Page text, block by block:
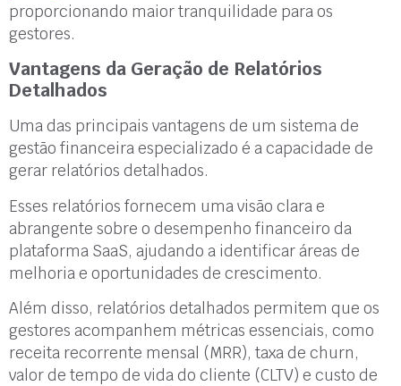
proporcionando maior tranquilidade para os
gestores.
Vantagens da Geração de Relatórios
Detalhados
Uma das principais vantagens de um sistema de
gestão financeira especializado é a capacidade de
gerar relatórios detalhados.
Esses relatórios fornecem uma visão clara e
abrangente sobre o desempenho financeiro da
plataforma SaaS, ajudando a identificar áreas de
melhoria e oportunidades de crescimento.
Além disso, relatórios detalhados permitem que os
gestores acompanhem métricas essenciais, como
receita recorrente mensal (MRR), taxa de churn,
valor de tempo de vida do cliente (CLTV) e custo de